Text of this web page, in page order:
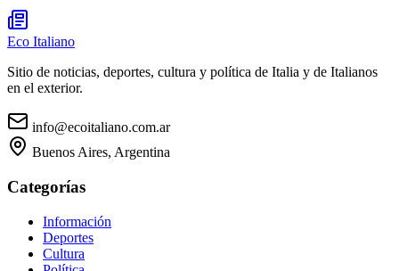
Eco Italiano
Sitio de noticias, deportes, cultura y política de Italia y de Italianos
en el exterior.
info@ecoitaliano.com.ar
Buenos Aires, Argentina
Categorías
Información
Deportes
Cultura